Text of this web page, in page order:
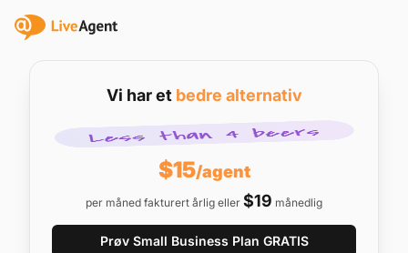
Vi har et bedre alternativ
$15/agent
per måned fakturert årlig eller $19 månedlig
Prøv Small Business Plan GRATIS